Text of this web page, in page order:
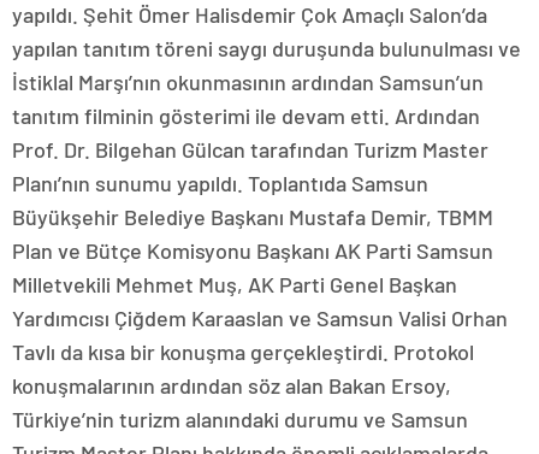
yapıldı. Şehit Ömer Halisdemir Çok Amaçlı Salon’da
yapılan tanıtım töreni saygı duruşunda bulunulması ve
İstiklal Marşı’nın okunmasının ardından Samsun’un
tanıtım filminin gösterimi ile devam etti. Ardından
Prof. Dr. Bilgehan Gülcan tarafından Turizm Master
Planı’nın sunumu yapıldı. Toplantıda Samsun
Büyükşehir Belediye Başkanı Mustafa Demir, TBMM
Plan ve Bütçe Komisyonu Başkanı AK Parti Samsun
Milletvekili Mehmet Muş, AK Parti Genel Başkan
Yardımcısı Çiğdem Karaaslan ve Samsun Valisi Orhan
Tavlı da kısa bir konuşma gerçekleştirdi. Protokol
konuşmalarının ardından söz alan Bakan Ersoy,
Türkiye’nin turizm alanındaki durumu ve Samsun